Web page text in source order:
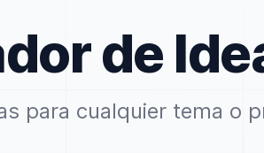
de
para cualquier tema o